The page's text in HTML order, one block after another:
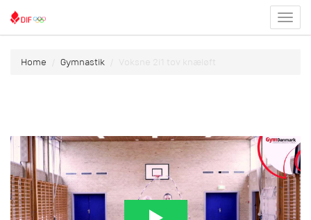
menu
Home Gymnastik Voksne 2i1 tov knæløft